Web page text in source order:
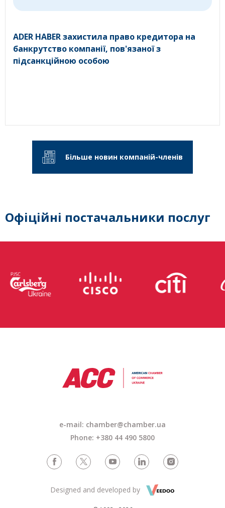
ADER HABER захистила право кредитора на
банкрутство компанії, пов'язаної з
підсанкційною особою
Більше новин компаній-членів
Офіційні постачальники послуг
e-mail: chamber@chamber.ua
Phone: +380 44 490 5800
Designed and developed by